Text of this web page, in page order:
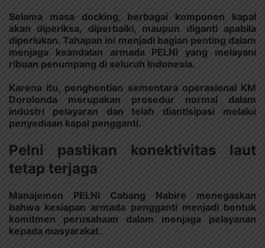
Selama masa docking, berbagai komponen kapal
akan diperiksa, diperbaiki, maupun diganti apabila
diperlukan. Tahapan ini menjadi bagian penting dalam
menjaga keandalan armada PELNI yang melayani
ribuan penumpang di seluruh Indonesia.
Karena itu, penghentian sementara operasional KM
Dorolonda merupakan prosedur normal dalam
industri pelayaran dan telah diantisipasi melalui
penyediaan kapal pengganti.
Pelni pastikan konektivitas laut
tetap terjaga
Manajemen PELNI Cabang Nabire menegaskan
bahwa kesiapan armada pengganti menjadi bentuk
komitmen perusahaan dalam menjaga pelayanan
kepada masyarakat.